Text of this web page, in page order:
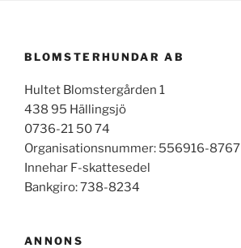
BLOMSTERHUNDAR AB
Hultet Blomstergården 1
438 95 Hällingsjö
0736-21 50 74
Organisationsnummer: 556916-8767
Innehar F-skattesedel
Bankgiro: 738-8234
ANNONS